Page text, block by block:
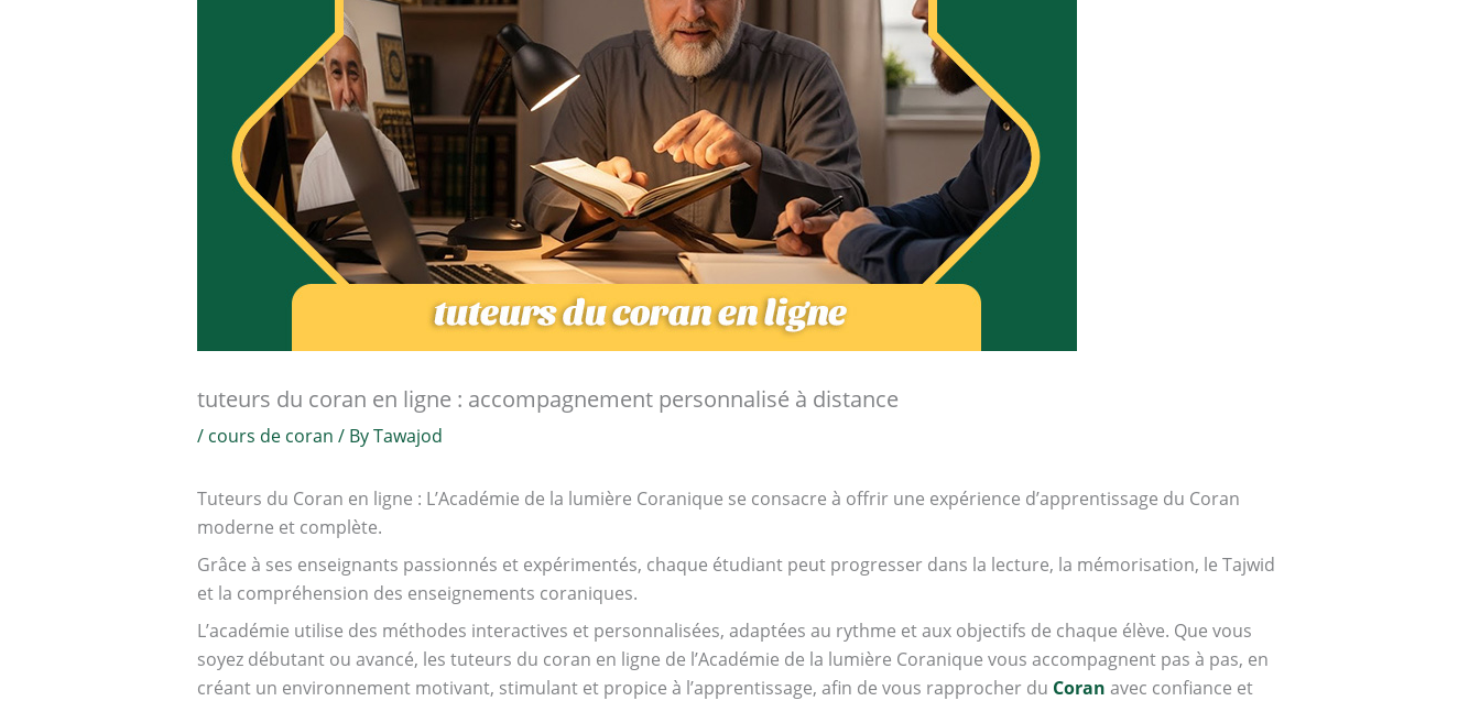
tuteurs du coran en ligne : accompagnement personnalisé à distance
/ cours de coran / ByTawajod
Tuteurs du Coran en ligne : L’Académie de la lumière Coranique se consacre à offrir une expérience d’apprentissage du Coran
moderne et complète.
Grâce à ses enseignants passionnés et expérimentés, chaque étudiant peut progresser dans la lecture, la mémorisation, le Tajwid
et la compréhension des enseignements coraniques.
L’académie utilise des méthodes interactives et personnalisées, adaptées au rythme et aux objectifs de chaque élève. Que vous
soyez débutant ou avancé, les tuteurs du coran en ligne de l’Académie de la lumière Coranique vous accompagnent pas à pas, en
créant un environnement motivant, stimulant et propice à l’apprentissage, afin de vous rapprocher du Coran avec confiance et